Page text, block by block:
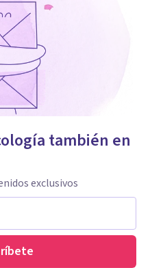
también en
exclusivos